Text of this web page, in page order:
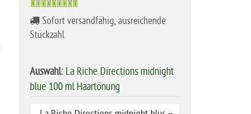
Sofort versandfähig, ausreichende
Stückzahl
Auswahl: La Riche Directions midnight
blue 100 ml Haartönung